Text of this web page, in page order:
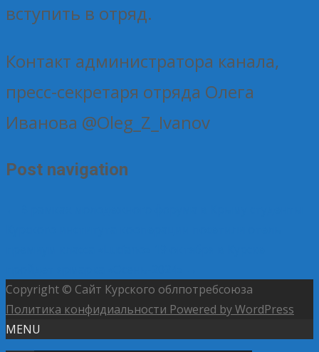
вступить в отряд.
Контакт администратора канала,
пресс-секретаря отряда Олега
Иванова @Oleg_Z_Ivanov
Post navigation
Copyright © Сайт Курского облпотребсоюза
Политика конфидиальности Powered by WordPress
MENU